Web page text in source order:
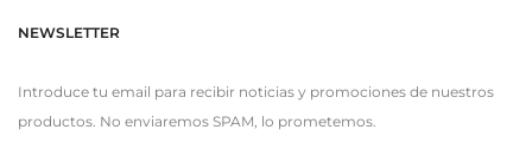
NEWSLETTER
Introduce tu email para recibir noticias y promociones de nuestros
productos. No enviaremos SPAM, lo prometemos.